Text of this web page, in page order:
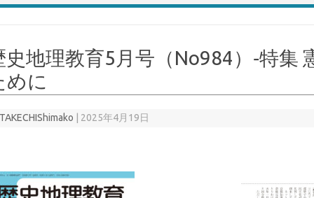
史地理教育5月号（No984）‐特集
めに
TAKECHIShimako 2025年4月19日